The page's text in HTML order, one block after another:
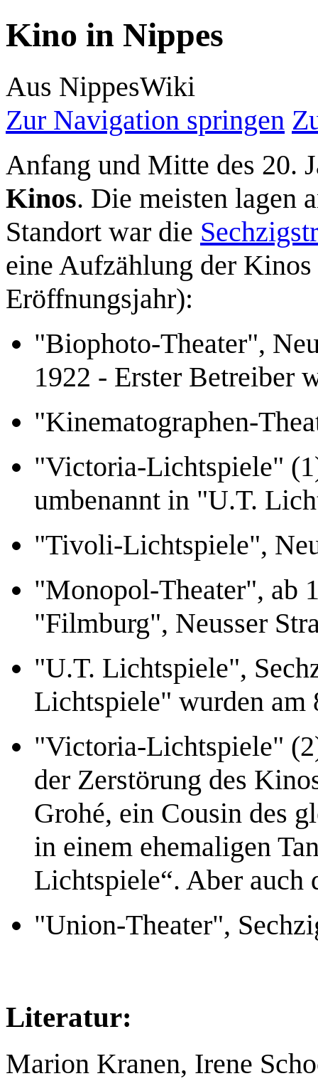
Kino in Nippes
Aus NippesWiki
Zur Navigation springen
Anfang und Mitte des 20.
Kinos. Die meisten lagen
Standort war die
eine Aufzählung der
Eröffnungsjahr):
"Biophoto-Theater",
1922 - Erster Betreiber
"Kinematographen-
"Victoria-Lichtspiele"
umbenannt in "U.T.
"Tivoli-Lichtspiele",
"Monopol-Theater", ab
"Filmburg", Neusser
"U.T. Lichtspiele",
Lichtspiele" wurden am
"Victoria-Lichtspiele"
der Zerstörung des
Grohé, ein Cousin des
in einem ehemaligen
Lichtspiele“. Aber auch
"Union-Theater",
Literatur:
Marion Kranen, Irene